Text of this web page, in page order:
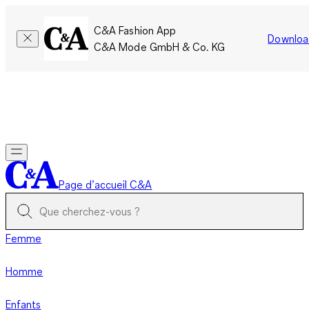
C&A Fashion App
C&A Mode GmbH & Co. KG
Page d’accueil C&A
Femme
Homme
Enfants